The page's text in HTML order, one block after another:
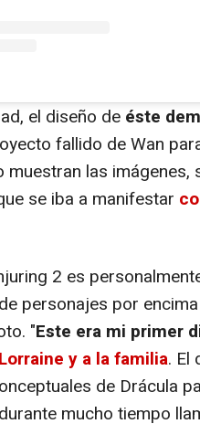
el diseño de éste
fallido de Wan
muestran las
se iba a manifestar
2 es
personajes por
"Este era mi primer
y a la familia. El
de Drácula
mucho tiempo